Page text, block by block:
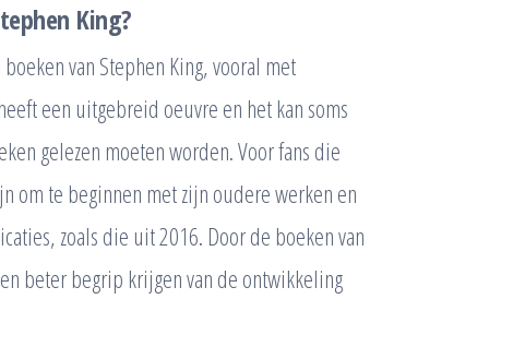
King?
van Stephen King, vooral met
een uitgebreid oeuvre en het kan soms
gelezen moeten worden. Voor fans die
om te beginnen met zijn oudere werken en
zoals die uit 2016. Door de boeken van
beter begrip krijgen van de ontwikkeling